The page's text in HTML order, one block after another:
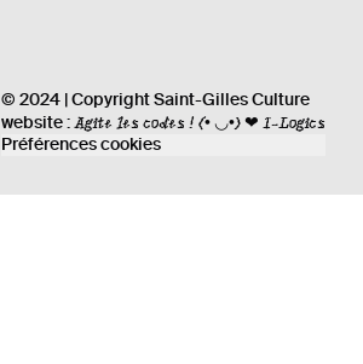
© 2024 | Copyright Saint-Gilles Culture
website :Agite les codes ! (• ◡•) ❤ I-Logics
Préférences cookies